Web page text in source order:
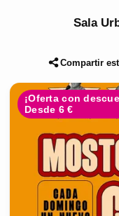
Sala
Compartir
¡Oferta con
Desde 6 €